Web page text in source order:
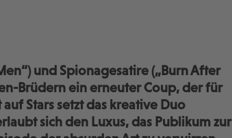
und Spionagesatire („Burn After
Brüdern ein erneuter Coup, der für
Stars setzt das kreative Duo
sich den Luxus, das Publikum zur